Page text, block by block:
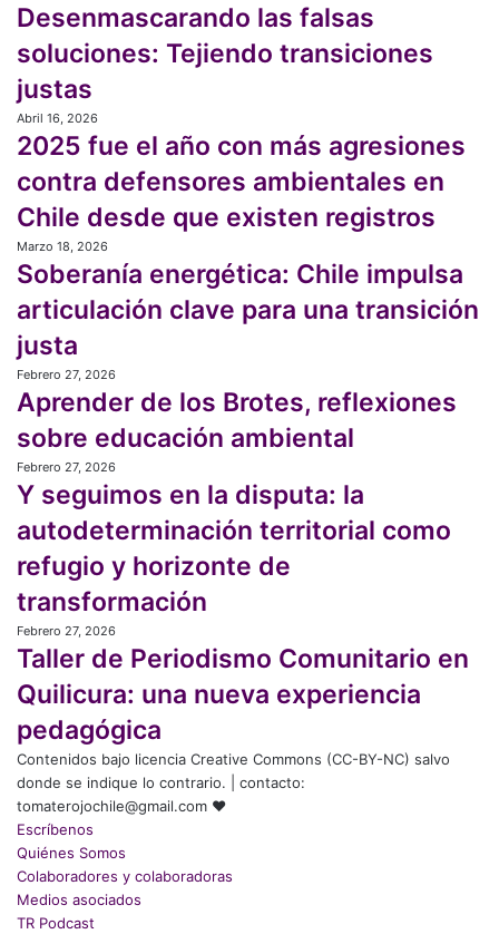
del
litio
y
la
progresiva
extinción
del
andino
las
soluciones:
Tejiendo
transiciones
justas
Desenmascarando las falsas
soluciones: Tejiendo transiciones
justas
2025
fue
año
con
agresiones
contra
defensores
ambientales
en
Chile
desde
existen
registros
Abril 16, 2026
2025 fue el año con más agresiones
contra defensores ambientales en
Chile desde que existen registros
Soberanía
energética:
impulsa
articulación
clave
para
una
transición
justa
Marzo 18, 2026
Soberanía energética: Chile impulsa
articulación clave para una transición
justa
Aprender
de
Brotes,
reflexiones
sobre
educación
ambiental
Febrero 27, 2026
Aprender de los Brotes, reflexiones
sobre educación ambiental
Y
seguimos
la
disputa:
autodeterminación
territorial
como
refugio
y
horizonte
de
transformación
Febrero 27, 2026
Y seguimos en la disputa: la
autodeterminación territorial como
refugio y horizonte de
transformación
Taller
de
Periodismo
Comunitario
en
Quilicura:
una
experiencia
pedagógica
Febrero 27, 2026
Taller de Periodismo Comunitario en
Quilicura: una nueva experiencia
pedagógica
Contenidos bajo licencia Creative Commons (CC-BY-NC) salvo
donde se indique lo contrario. | contacto:
tomaterojochile@gmail.com ♥
Escríbenos
Quiénes Somos
Colaboradores y colaboradoras
Medios asociados
TR Podcast